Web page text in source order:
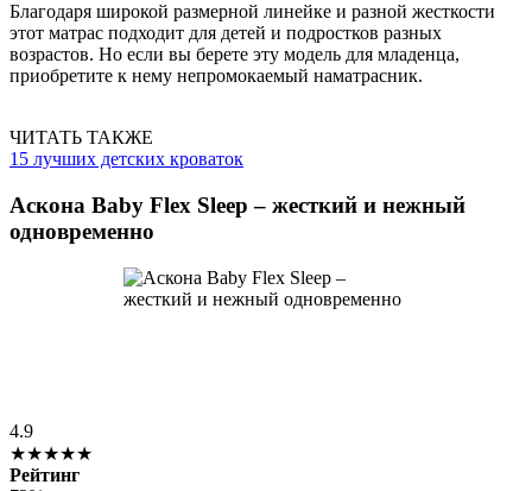
Благодаря широкой размерной линейке и разной жесткости
этот матрас подходит для детей и подростков разных
возрастов. Но если вы берете эту модель для младенца,
приобретите к нему непромокаемый наматрасник.
ЧИТАТЬ ТАКЖЕ
15 лучших детских кроваток
Аскона Baby Flex Sleep – жесткий и нежный
одновременно
4.9
★★★★★
Рейтинг